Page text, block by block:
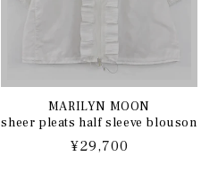
MARILYN MOON
sheer pleats half sleeve blouson
通
¥29,700